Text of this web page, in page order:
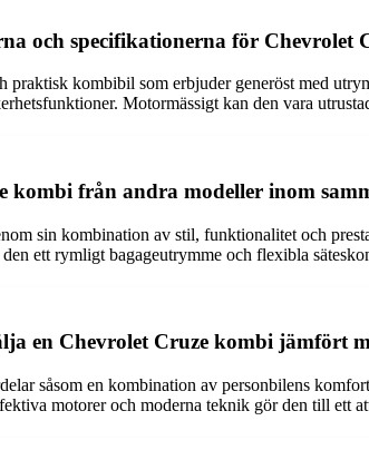
och specifikationerna för Chevrolet
kombibil som erbjuder generöst med
Motormässigt kan den vara
kombi från andra modeller inom
sin kombination av stil, funktionalitet och
ett rymligt bagageutrymme och flexibla
en Chevrolet Cruze kombi jämfört
såsom en kombination av personbilens
motorer och moderna teknik gör den till ett